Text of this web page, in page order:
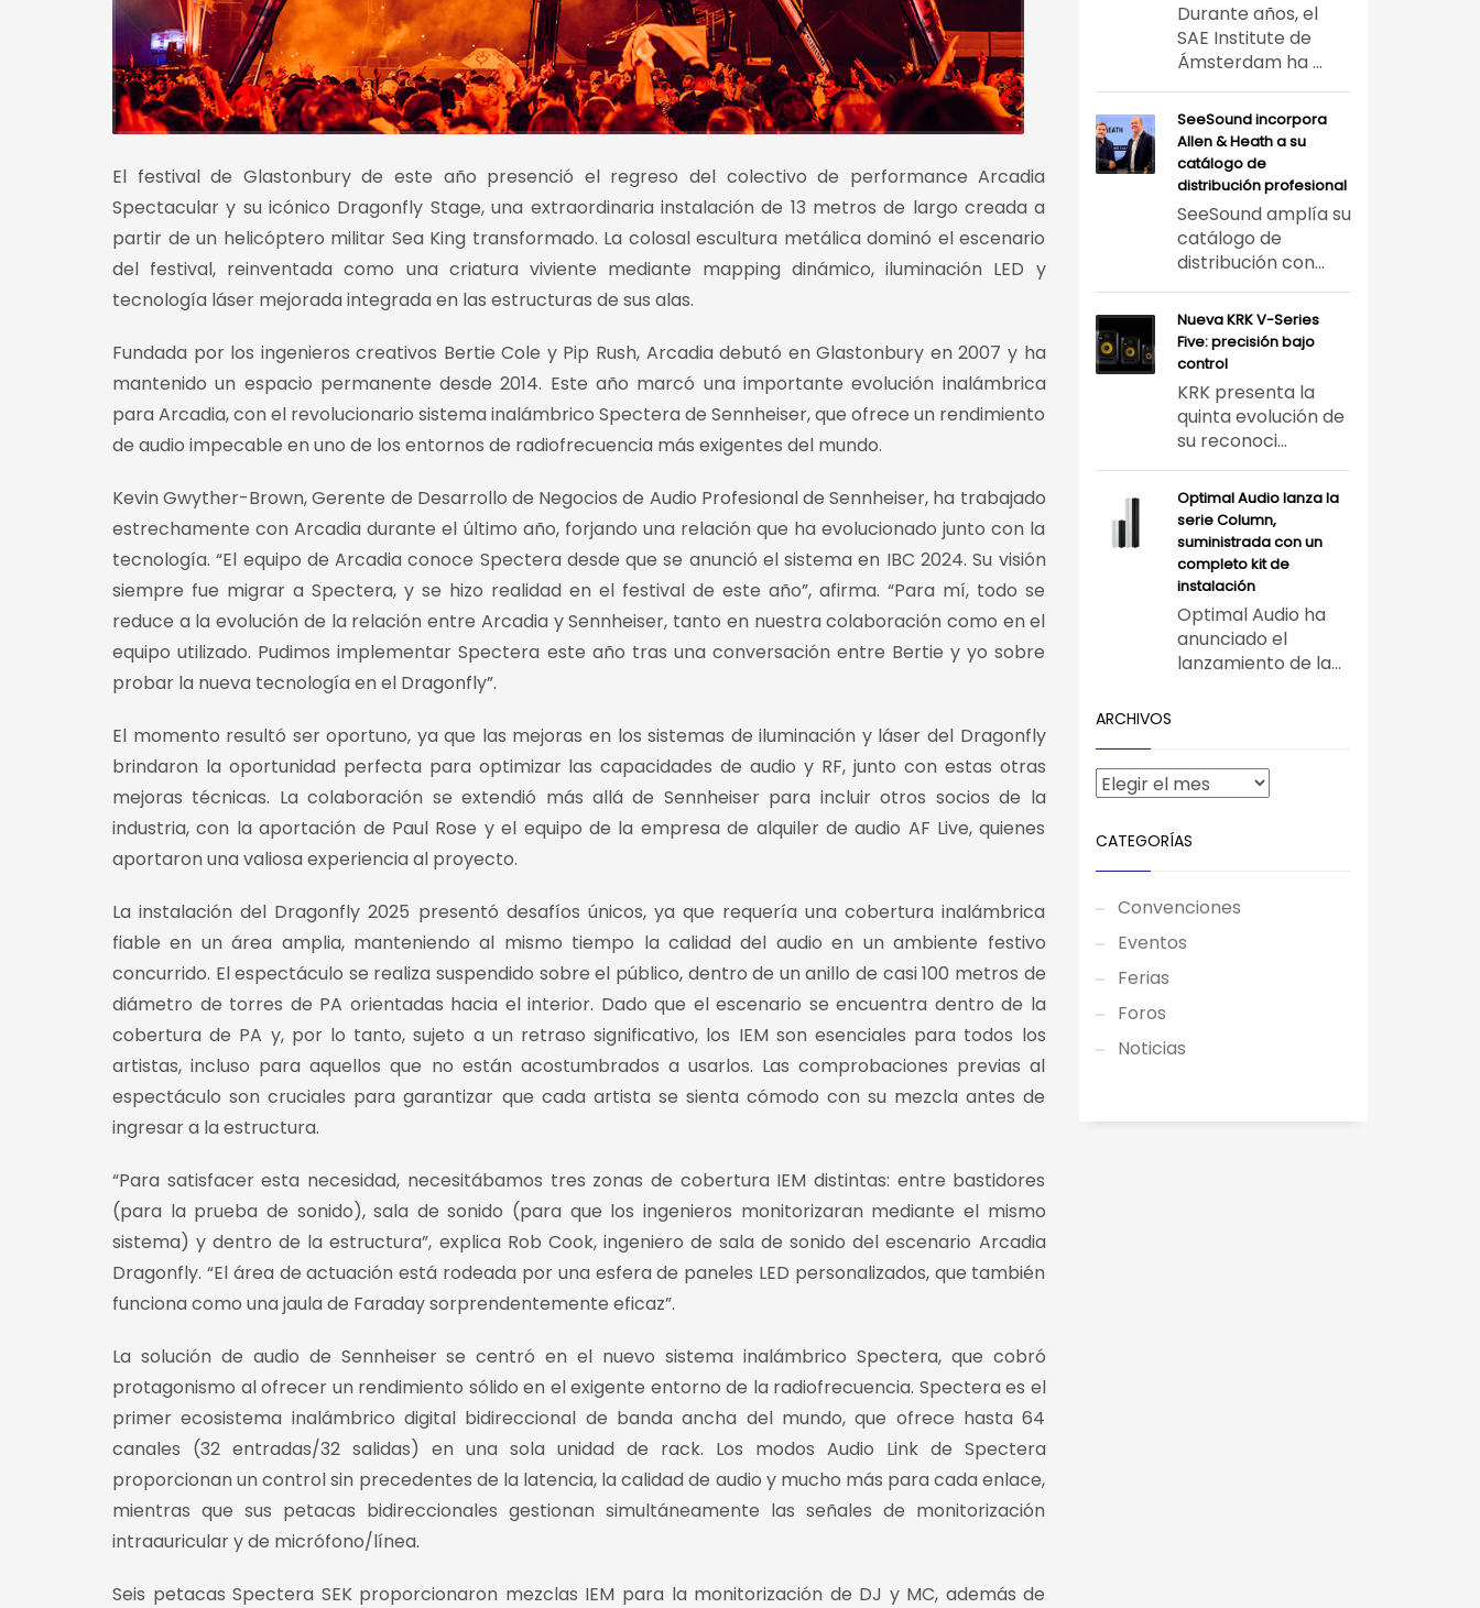
El festival de Glastonbury de este año presenció el regreso del colectivo de performance Arcadia
Spectacular y su icónico Dragonfly Stage, una extraordinaria instalación de 13 metros de largo creada a
partir de un helicóptero militar Sea King transformado. La colosal escultura metálica dominó el escenario
del festival, reinventada como una criatura viviente mediante mapping dinámico, iluminación LED y
tecnología láser mejorada integrada en las estructuras de sus alas.
Fundada por los ingenieros creativos Bertie Cole y Pip Rush, Arcadia debutó en Glastonbury en 2007 y ha
mantenido un espacio permanente desde 2014. Este año marcó una importante evolución inalámbrica
para Arcadia, con el revolucionario sistema inalámbrico Spectera de Sennheiser, que ofrece un rendimiento
de audio impecable en uno de los entornos de radiofrecuencia más exigentes del mundo.
Kevin Gwyther-Brown, Gerente de Desarrollo de Negocios de Audio Profesional de Sennheiser, ha trabajado
estrechamente con Arcadia durante el último año, forjando una relación que ha evolucionado junto con la
tecnología. “El equipo de Arcadia conoce Spectera desde que se anunció el sistema en IBC 2024. Su visión
siempre fue migrar a Spectera, y se hizo realidad en el festival de este año”, afirma. “Para mí, todo se
reduce a la evolución de la relación entre Arcadia y Sennheiser, tanto en nuestra colaboración como en el
equipo utilizado. Pudimos implementar Spectera este año tras una conversación entre Bertie y yo sobre
probar la nueva tecnología en el Dragonfly”.
El momento resultó ser oportuno, ya que las mejoras en los sistemas de iluminación y láser del Dragonfly
brindaron la oportunidad perfecta para optimizar las capacidades de audio y RF, junto con estas otras
mejoras técnicas. La colaboración se extendió más allá de Sennheiser para incluir otros socios de la
industria, con la aportación de Paul Rose y el equipo de la empresa de alquiler de audio AF Live, quienes
aportaron una valiosa experiencia al proyecto.
La instalación del Dragonfly 2025 presentó desafíos únicos, ya que requería una cobertura inalámbrica
fiable en un área amplia, manteniendo al mismo tiempo la calidad del audio en un ambiente festivo
concurrido. El espectáculo se realiza suspendido sobre el público, dentro de un anillo de casi 100 metros de
diámetro de torres de PA orientadas hacia el interior. Dado que el escenario se encuentra dentro de la
cobertura de PA y, por lo tanto, sujeto a un retraso significativo, los IEM son esenciales para todos los
artistas, incluso para aquellos que no están acostumbrados a usarlos. Las comprobaciones previas al
espectáculo son cruciales para garantizar que cada artista se sienta cómodo con su mezcla antes de
ingresar a la estructura.
“Para satisfacer esta necesidad, necesitábamos tres zonas de cobertura IEM distintas: entre bastidores
(para la prueba de sonido), sala de sonido (para que los ingenieros monitorizaran mediante el mismo
sistema) y dentro de la estructura”, explica Rob Cook, ingeniero de sala de sonido del escenario Arcadia
Dragonfly. “El área de actuación está rodeada por una esfera de paneles LED personalizados, que también
funciona como una jaula de Faraday sorprendentemente eficaz”.
La solución de audio de Sennheiser se centró en el nuevo sistema inalámbrico Spectera, que cobró
protagonismo al ofrecer un rendimiento sólido en el exigente entorno de la radiofrecuencia. Spectera es el
primer ecosistema inalámbrico digital bidireccional de banda ancha del mundo, que ofrece hasta 64
canales (32 entradas/32 salidas) en una sola unidad de rack. Los modos Audio Link de Spectera
proporcionan un control sin precedentes de la latencia, la calidad de audio y mucho más para cada enlace,
mientras que sus petacas bidireccionales gestionan simultáneamente las señales de monitorización
intraauricular y de micrófono/línea.
Seis petacas Spectera SEK proporcionaron mezclas IEM para la monitorización de DJ y MC, además de
Durante años, el
SAE Institute de
Ámsterdam ha ...
SeeSound incorpora
Allen & Heath a su
catálogo de
distribución profesional
SeeSound amplía su
catálogo de
distribución con...
Nueva KRK V-Series
Five: precisión bajo
control
KRK presenta la
quinta evolución de
su reconoci...
Optimal Audio lanza la
serie Column,
suministrada con un
completo kit de
instalación
Optimal Audio ha
anunciado el
lanzamiento de la...
ARCHIVOS
CATEGORÍAS
Convenciones
Eventos
Ferias
Foros
Noticias